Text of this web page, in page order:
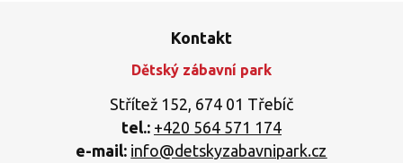
Kontakt
Dětský zábavní park
Střítež 152, 674 01 Třebíč
tel.: +420 564 571 174
e-mail: info@detskyzabavnipark.cz